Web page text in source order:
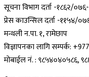
सूचना विभाग दर्ता -१८६२/
प्रेस काउन्सिल दर्ता -११५४/
मन्थली न.पा. १, रामेछाप
विज्ञापनका लागि सम्पर्क:
मोबाईल नं. : ९८५४०४०५८६,